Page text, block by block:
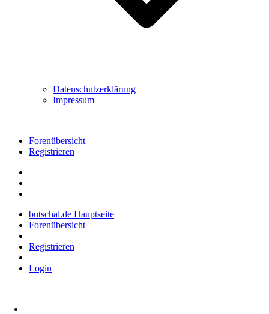
Datenschutzerklärung
Impressum
Forenübersicht
Registrieren
butschal.de Hauptseite
Forenübersicht
Registrieren
Login